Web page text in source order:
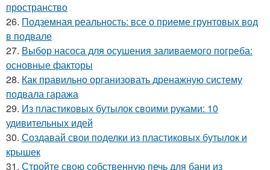
пространство
26. Подземная реальность: все о приеме грунтовых вод
в подвале
27. Выбор насоса для осушения заливаемого погреба:
основные факторы
28. Как правильно организовать дренажную систему
подвала гаража
29. Из пластиковых бутылок своими руками: 10
удивительных идей
30. Создавай свои поделки из пластиковых бутылок и
крышек
31. Стройте свою собственную печь для бани из